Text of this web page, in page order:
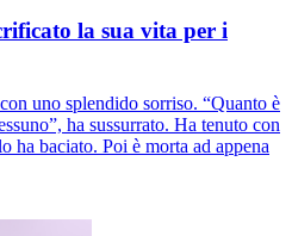
la sua vita per i
uno splendido sorriso. “Quanto è
ha sussurrato. Ha tenuto con
ha baciato. Poi è morta ad appena